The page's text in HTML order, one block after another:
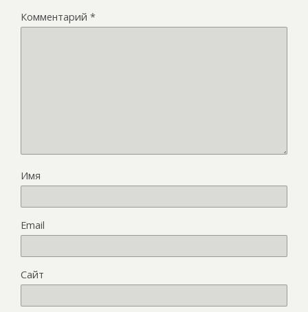
Комментарий *
Имя
Email
Сайт